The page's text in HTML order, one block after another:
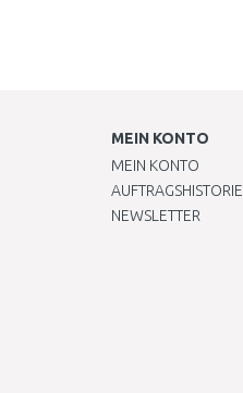
MEIN KONTO
MEIN KONTO
AUFTRAGSHISTORIE
NEWSLETTER